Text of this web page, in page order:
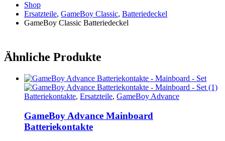
Shop
Ersatzteile, GameBoy Classic, Batteriedeckel
GameBoy Classic Batteriedeckel
Ähnliche Produkte
Batteriekontakte, Ersatzteile, GameBoy Advance
GameBoy Advance Mainboard
Batteriekontakte